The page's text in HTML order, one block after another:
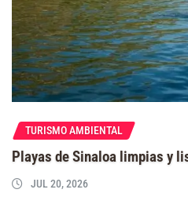
TURISMO AMBIENTAL
Playas de Sinaloa limpias y
JUL 20, 2026